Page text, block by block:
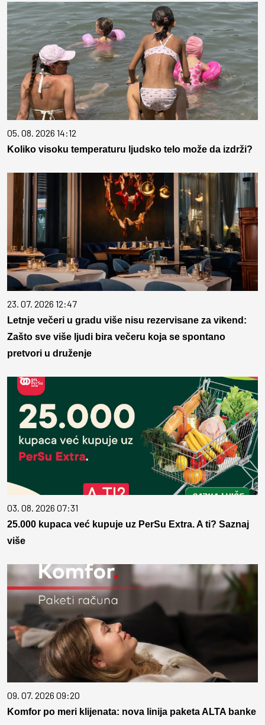
05. 08. 2026 14:12
Koliko visoku temperaturu ljudsko telo može da izdrži?
23. 07. 2026 12:47
Letnje večeri u gradu više nisu rezervisane za vikend:
Zašto sve više ljudi bira večeru koja se spontano
pretvori u druženje
03. 08. 2026 07:31
25.000 kupaca već kupuje uz PerSu Extra. A ti? Saznaj
više
09. 07. 2026 09:20
Komfor po meri klijenata: nova linija paketa ALTA banke